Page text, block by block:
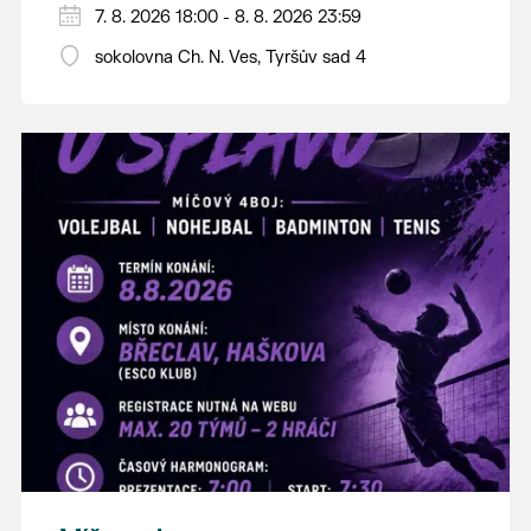
PÁTEK 7. srpna
18:00 - ruční stavění máje
14:00 - krojový průvod pro stárky od
hostince “U Buvola”
16:00 - odpolední zábava na sokolovně
21:00 - večerní zábava
K tanci a poslechu bude hrát DH
Lanžhotčané.
Těšíme se na Vás!
7. 8. 2026 18:00 - 8. 8. 2026 23:59
sokolovna Ch. N. Ves, Tyršův sad 4